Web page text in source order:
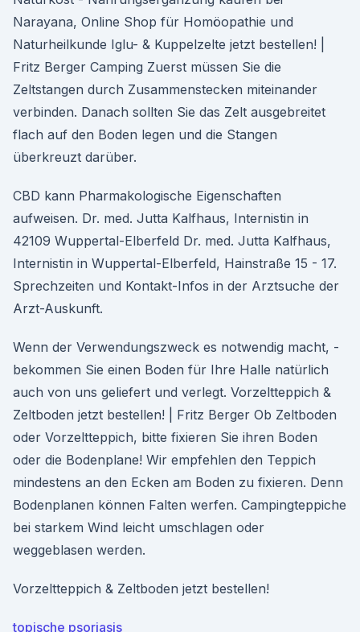
Narayana, Online Shop für Homöopathie und
Naturheilkunde Iglu- & Kuppelzelte jetzt bestellen! |
Fritz Berger Camping Zuerst müssen Sie die
Zeltstangen durch Zusammenstecken miteinander
verbinden. Danach sollten Sie das Zelt ausgebreitet
flach auf den Boden legen und die Stangen
überkreuzt darüber.
CBD kann Pharmakologische Eigenschaften
aufweisen. Dr. med. Jutta Kalfhaus, Internistin in
42109 Wuppertal-Elberfeld Dr. med. Jutta Kalfhaus,
Internistin in Wuppertal-Elberfeld, Hainstraße 15 - 17.
Sprechzeiten und Kontakt-Infos in der Arztsuche der
Arzt-Auskunft.
Wenn der Verwendungszweck es notwendig macht, ­
bekommen Sie einen Boden für Ihre Halle natürlich
auch von uns geliefert und verlegt. Vorzeltteppich &
Zeltboden jetzt bestellen! | Fritz Berger Ob Zeltboden
oder Vorzeltteppich, bitte fixieren Sie ihren Boden
oder die Bodenplane! Wir empfehlen den Teppich
mindestens an den Ecken am Boden zu fixieren. Denn
Bodenplanen können Falten werfen. Campingteppiche
bei starkem Wind leicht umschlagen oder
weggeblasen werden.
Vorzeltteppich & Zeltboden jetzt bestellen!
topische psoriasis